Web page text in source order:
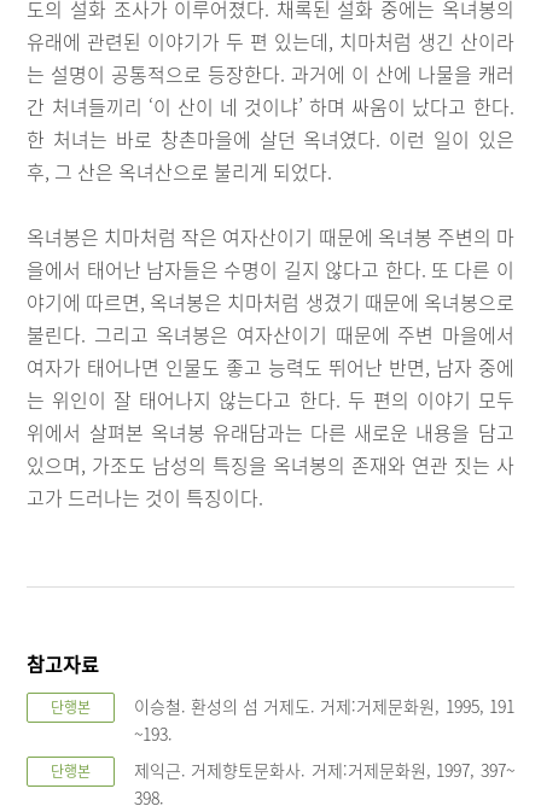
도의 설화 조사가 이루어졌다. 채록된 설화 중에는 옥녀봉의
유래에 관련된 이야기가 두 편 있는데, 치마처럼 생긴 산이라
는 설명이 공통적으로 등장한다. 과거에 이 산에 나물을 캐러
간 처녀들끼리 ‘이 산이 네 것이냐’ 하며 싸움이 났다고 한다.
한 처녀는 바로 창촌마을에 살던 옥녀였다. 이런 일이 있은
후, 그 산은 옥녀산으로 불리게 되었다.
옥녀봉은 치마처럼 작은 여자산이기 때문에 옥녀봉 주변의 마
을에서 태어난 남자들은 수명이 길지 않다고 한다. 또 다른 이
야기에 따르면, 옥녀봉은 치마처럼 생겼기 때문에 옥녀봉으로
불린다. 그리고 옥녀봉은 여자산이기 때문에 주변 마을에서
여자가 태어나면 인물도 좋고 능력도 뛰어난 반면, 남자 중에
는 위인이 잘 태어나지 않는다고 한다. 두 편의 이야기 모두
위에서 살펴본 옥녀봉 유래담과는 다른 새로운 내용을 담고
있으며, 가조도 남성의 특징을 옥녀봉의 존재와 연관 짓는 사
고가 드러나는 것이 특징이다.
참고자료
단행본
이승철. 환성의 섬 거제도. 거제:거제문화원, 1995, 191
~193.
단행본
제익근. 거제향토문화사. 거제:거제문화원, 1997, 397~
398.